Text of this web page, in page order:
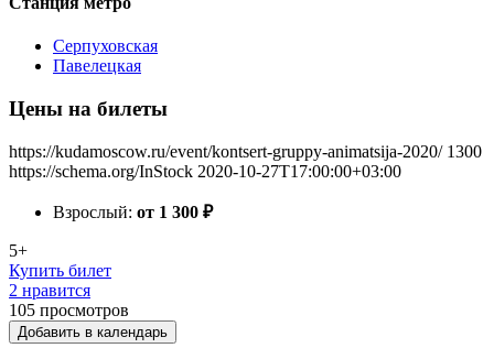
Серпуховская
Павелецкая
Цены на билеты
https://kudamoscow.ru/event/kontsert-gruppy-animatsija-2020/ 1300
https://schema.org/InStock 2020-10-27T17:00:00+03:00
Взрослый: от 1 300 ₽
5+
Купить билет
2 нравится
105 просмотров
Добавить в календарь